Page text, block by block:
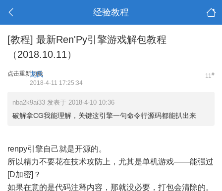
经验教程
[教程] 最新Ren'Py引擎游戏解包教程
（2018.10.11）
点击重新加载 11#
龙氏
2018-4-11 17:25:34
nba2k9ai33 发表于 2018-4-10 10:36
破解拿CG我能理解，关键这引擎一句命令行源码都能扒出来
renpy引擎自己就是开源的。
所以精力不要花在技术攻防上，尤其是单机游戏——能强过
[D加密]？
如果在意的是代码注释内容，那就没必要，打包会清除的。